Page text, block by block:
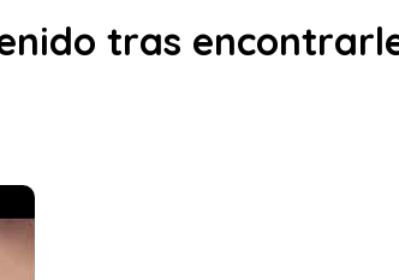
tras